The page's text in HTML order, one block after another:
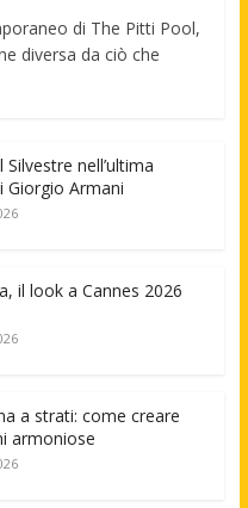
di The Pitti Pool,
diversa da ciò che
nell’ultima
Giorgio Armani
il look a Cannes 2026
a strati: come creare
armoniose